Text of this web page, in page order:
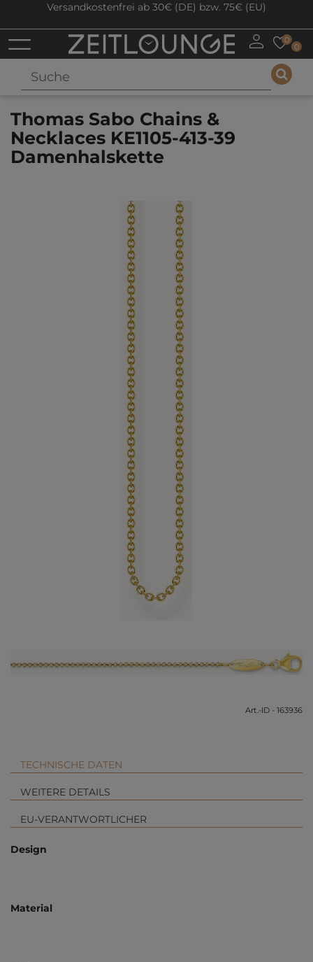
Versandkostenfrei ab 30€ (DE) bzw. 75€ (EU)
0
0
Thomas Sabo Chains &
Necklaces KE1105-413-39
Damenhalskette
Art.-ID - 163936
TECHNISCHE DATEN
WEITERE DETAILS
EU-VERANTWORTLICHER
Design
Material